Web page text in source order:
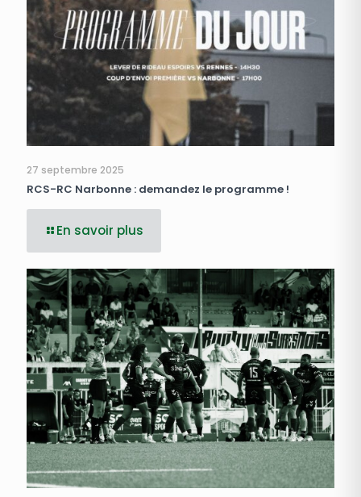
27 septembre 2025
RCS-RC Narbonne : demandez le programme !
En savoir plus